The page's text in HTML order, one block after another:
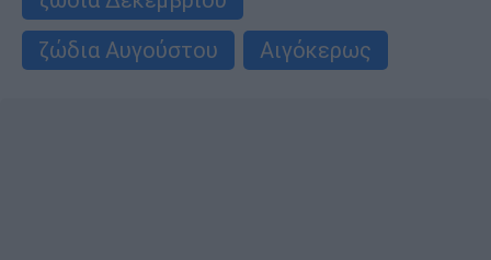
ζώδια Αυγούστου
Αιγόκερως